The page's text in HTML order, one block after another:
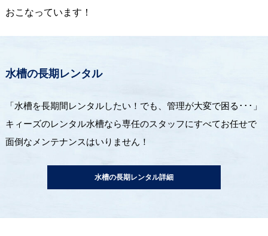
おこなっています！
水槽の長期レンタル
「水槽を長期間レンタルしたい！でも、管理が大変で困る･･･」
キィーズのレンタル水槽なら専任のスタッフにすべてお任せで
面倒なメンテナンスはいりません！
水槽の長期レンタル詳細